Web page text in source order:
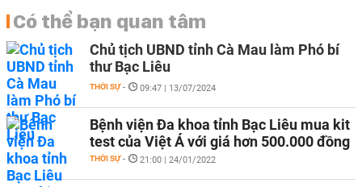
Có thể bạn quan tâm
Chủ tịch UBND tỉnh Cà Mau làm Phó bí
thư Bạc Liêu
THỜI SỰ - 09:47 | 13/07/2024
Bệnh viện Đa khoa tỉnh Bạc Liêu mua kit
test của Việt Á với giá hơn 500.000 đồng
THỜI SỰ - 21:00 | 24/01/2022